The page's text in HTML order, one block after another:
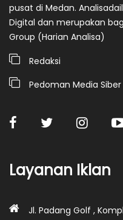
pusat di Medan.
Digital dan merupakan
Group (Harian Analisa)
Redaksi
Pedoman Media Siber
Layanan Iklan
Jl. Padang Golf ,